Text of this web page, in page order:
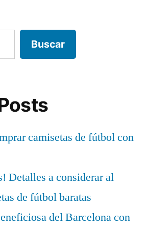
Buscar
camisetas de fútbol con
Detalles a considerar al
de fútbol baratas
del Barcelona con